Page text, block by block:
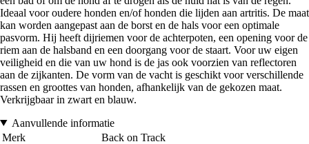
Ideaal voor oudere honden en/of honden die lijden aan artritis. De maat
kan worden aangepast aan de borst en de hals voor een optimale
pasvorm. Hij heeft dijriemen voor de achterpoten, een opening voor de
riem aan de halsband en een doorgang voor de staart. Voor uw eigen
veiligheid en die van uw hond is de jas ook voorzien van reflectoren
aan de zijkanten. De vorm van de vacht is geschikt voor verschillende
rassen en groottes van honden, afhankelijk van de gekozen maat.
Verkrijgbaar in zwart en blauw.
Aanvullende informatie
Merk
Back on Track